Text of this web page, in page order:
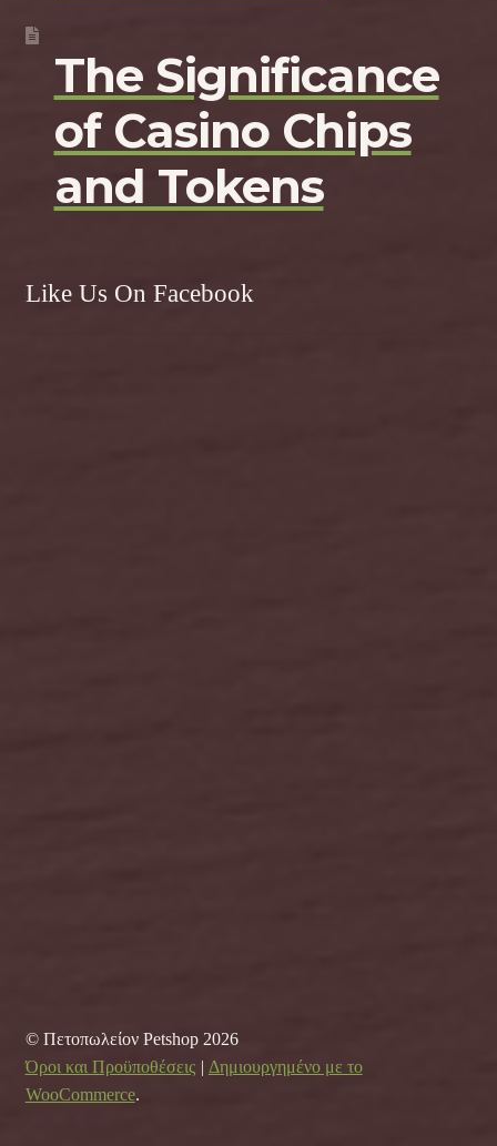
The Significance
of Casino Chips
and Tokens
Like Us On Facebook
© Πετοπωλείον Petshop 2026
Όροι και Προϋποθέσεις
Δημιουργημένο με το
WooCommerce.